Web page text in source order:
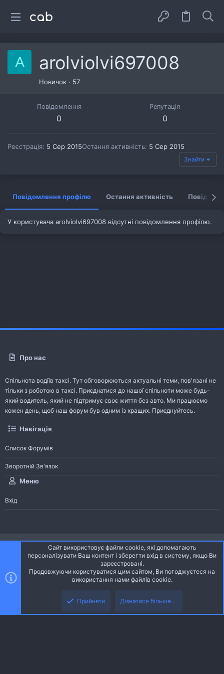
A arolviolvi697008
Новичок · 57
Повідомлення
0
Репутація
0
Реєстрація 5 Сер 2015Остання активність 5 Сер 2015
Знайти
Повідомлення профілю Остання активність
У користувача arolviolvi697008 відсутні повідомлення профілю.
Про нас
Спільнота водіїв таксі. Тут обговорюються актуальні теми, пов'язані не
тільки з роботою в таксі. Приєднатися до нашої спільноти може будь-
який водитель, який не підтримує своє життя без авто. Ми працюємо
кожен день, щоб наш форум був одним із кращих. Приєднуйтесь.
Навігація
Список Форумів
Зворотній Зв'язок
Меню
Вхід
Ніч
Українська (UA)
S
Community platform by XenForo® © 2010-2026 XenForo Ltd.
Community platform by XenForo © 2010-2022 XenForo Ltd. | dev: Pages
Сайт використовує файли cookie, які допомагають
персоналізувати Ваш контент і зберегти вхід в систему, якщо Ви
зареєстровані.
Продовжуючи користуватися цим сайтом, Ви погоджуєтеся на
використання нами файлів cookie.
Прийняти Дізнатися більше....